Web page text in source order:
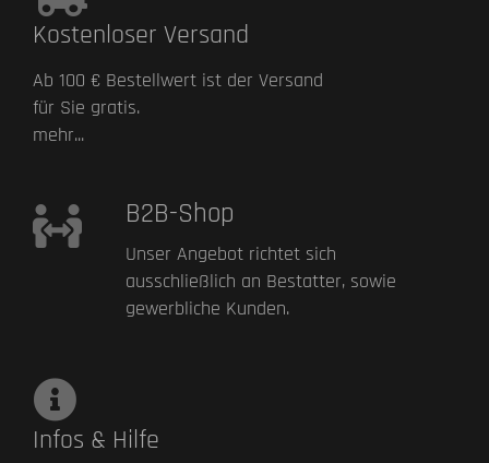
Kostenloser Versand
Ab 100 € Bestellwert ist der Versand
für Sie gratis.
mehr...
B2B-Shop
Unser Angebot richtet sich
ausschließlich an Bestatter, sowie
gewerbliche Kunden.
Infos & Hilfe